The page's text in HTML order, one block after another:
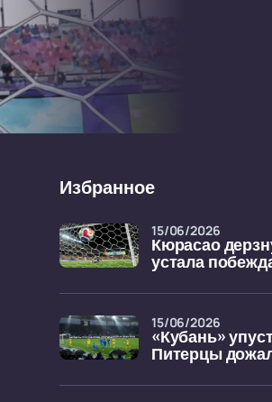
Избранное
Кюрасао
устала
15/06/2026
«Кубань»
Питерцы
15/06/2026